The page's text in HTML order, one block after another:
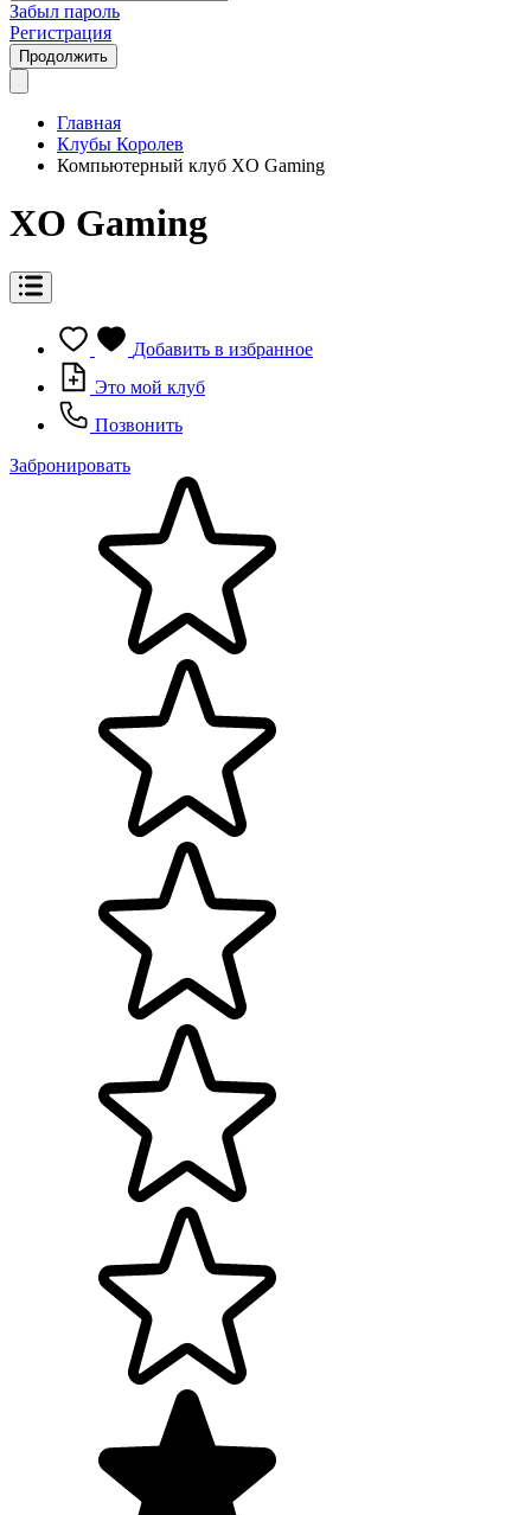
Забыл пароль
Регистрация
Продолжить
Главная
Клубы Королев
Компьютерный клуб XO Gaming
XO Gaming
Добавить в избранное
Это мой клуб
Позвонить
Забронировать